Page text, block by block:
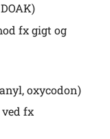
fx gigt og
oxycodon)
fx